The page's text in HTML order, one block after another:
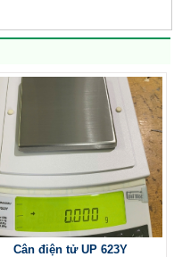
Cân điện tử UP 623Y